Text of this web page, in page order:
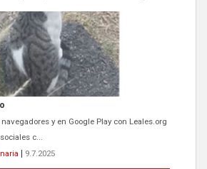
y en Google Play con Leales.org
c...
9.7.2025